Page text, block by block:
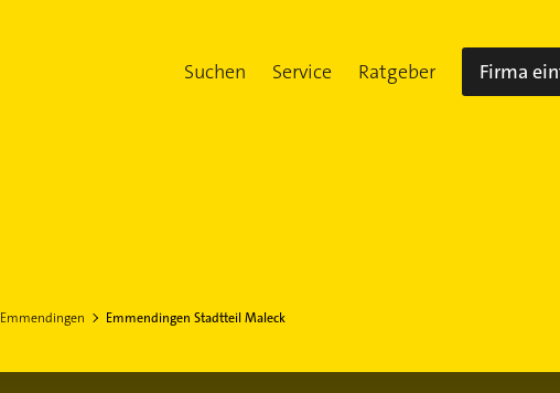
Suchen Service Ratgeber Firma
Emmendingen Emmendingen Stadtteil Maleck